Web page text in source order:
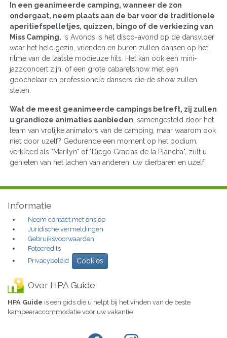
In een geanimeerde camping, wanneer de zon
ondergaat, neem plaats aan de bar voor de traditionele
aperitiefspelletjes, quizzen, bingo of de verkiezing van
Miss Camping. 's Avonds is het disco-avond op de dansvloer
waar het hele gezin, vrienden en buren zullen dansen op het
ritme van de laatste modieuze hits. Het kan ook een mini-
jazzconcert zijn, of een grote cabaretshow met een
goochelaar en professionele dansers die de show zullen
stelen.
Wat de meest geanimeerde campings betreft, zij zullen
u grandioze animaties aanbieden , samengesteld door het
team van vrolijke animators van de camping, maar waarom ook
niet door uzelf? Gedurende een moment op het podium,
verkleed als "Marilyn" of "Diego Gracias de la Plancha", zult u
genieten van het lachen van anderen, uw dierbaren en uzelf.
Informatie
Neem contact met ons op
Juridische vermeldingen
Gebruiksvoorwaarden
Fotocredits
Privacybeleid
Cookies
Over HPA Guide
HPA Guide is een gids die u helpt bij het vinden van de beste
kampeeraccommodatie voor uw vakantie